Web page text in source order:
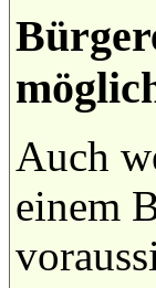
Auch
einem